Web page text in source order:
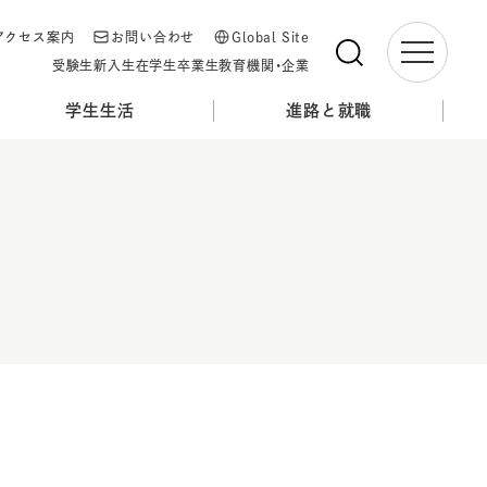
学生生活 進路と就職
クセス案内 お問い合わせ Global Site
受験生新入生在学生卒業生教育機関・企業